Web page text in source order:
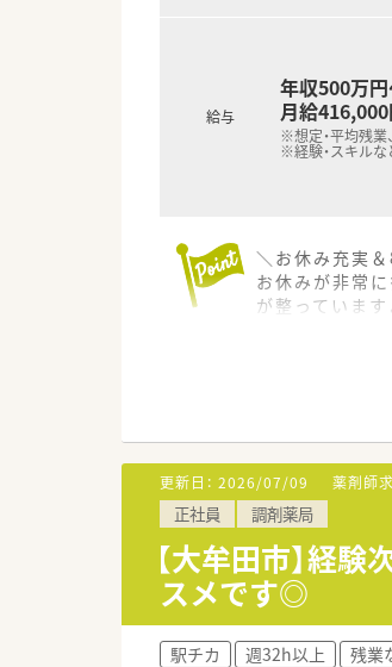
給与
年収500万
月給
※想定・平均残業
※経験・スキル
＼お休み充実＆
お休みが非常
が整っています
■西鉄天神大
■隣接するク
■薬剤師は2名
【募集背景と求
■地域医療の更
■患者様に対し
■ブランクがあ
【法人特徴につい
■福岡県を中心
■代表取締役は
更新日： 2026/07/09 薬剤師
正社員 調剤薬局
【大牟田市】経
スメです◎
駅チカ 週32h以上 残業